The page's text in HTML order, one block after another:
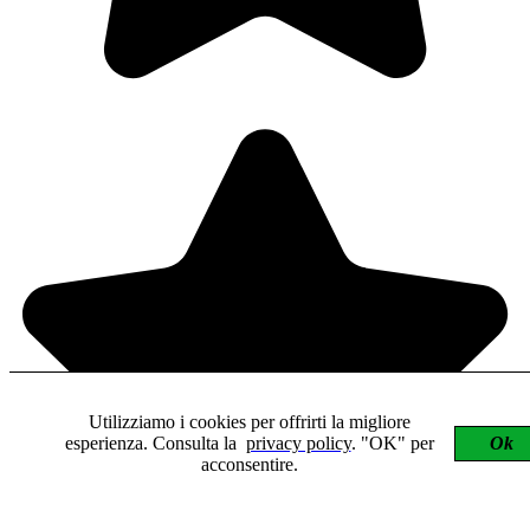
Utilizziamo i cookies per offrirti la migliore
esperienza. Consulta la privacy policy. "OK" per
acconsentire.
Ok